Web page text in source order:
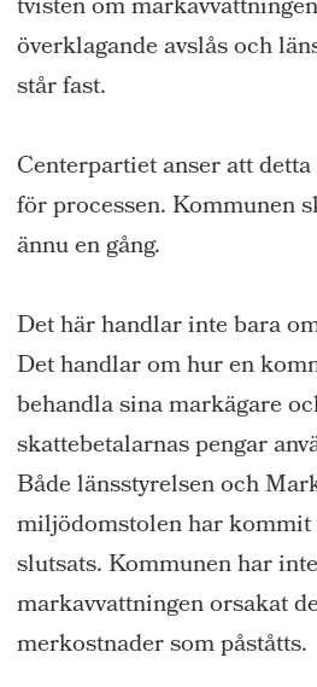
tvisten om
överklagande avslås och
står fast.
Centerpartiet anser att
för processen. Kommunen
ännu en gång.
Det här handlar inte bara
Det handlar om hur en
behandla sina markägare
skattebetalarnas pengar
Både länsstyrelsen och
miljödomstolen har
slutsats. Kommunen har
markavvattningen orsakat
merkostnader som påståtts.